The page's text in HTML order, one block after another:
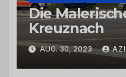
Die
Kreuznach
AUG. 30, 2023